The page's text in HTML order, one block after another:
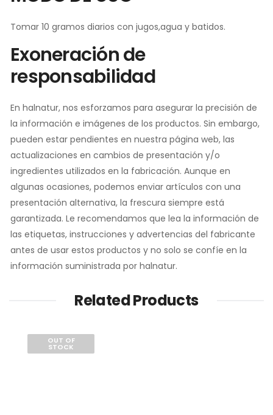
Tomar 10 gramos diarios con jugos,agua y batidos.
Exoneración de
responsabilidad
En halnatur, nos esforzamos para asegurar la precisión de
la información e imágenes de los productos. Sin embargo,
pueden estar pendientes en nuestra página web, las
actualizaciones en cambios de presentación y/o
ingredientes utilizados en la fabricación. Aunque en
algunas ocasiones, podemos enviar artículos con una
presentación alternativa, la frescura siempre está
garantizada. Le recomendamos que lea la información de
las etiquetas, instrucciones y advertencias del fabricante
antes de usar estos productos y no solo se confíe en la
información suministrada por halnatur.
Related Products
OUT OF
STOCK